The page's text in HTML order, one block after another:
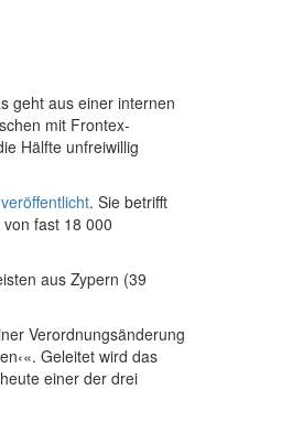
geht aus einer internen
mit Frontex-
Hälfte unfreiwillig
veröffentlicht. Sie betrifft
fast 18 000
aus Zypern (39
Verordnungsänderung
Geleitet wird das
einer der drei